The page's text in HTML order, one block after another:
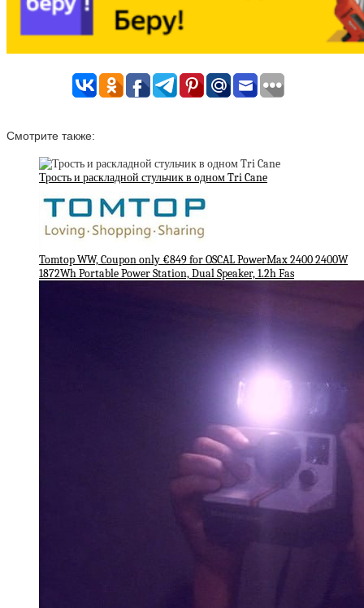
Смотрите также:
Трость и раскладной стульчик в одном Tri Cane
Tomtop WW, Coupon only €849 for OSCAL PowerMax 2400 2400W
1872Wh Portable Power Station, Dual Speaker, 1.2h Fas